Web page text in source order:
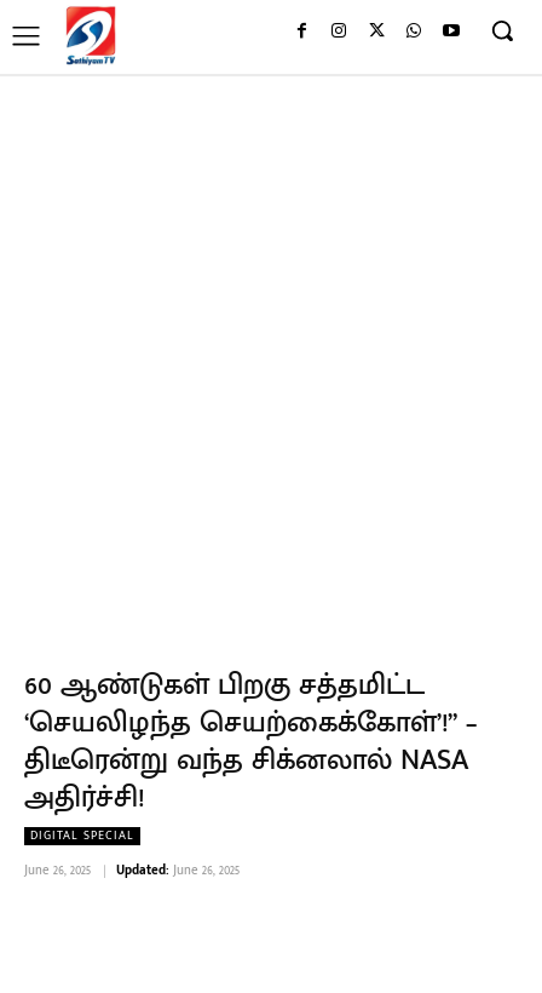
60 ஆண்டுகள் பிறகு சத்தமிட்ட
‘செயலிழந்த செயற்கைக்கோள்’!” –
திடீரென்று வந்த சிக்னலால் NASA
அதிர்ச்சி!
DIGITAL SPECIAL
June 26, 2025 Updated: June 26, 2025